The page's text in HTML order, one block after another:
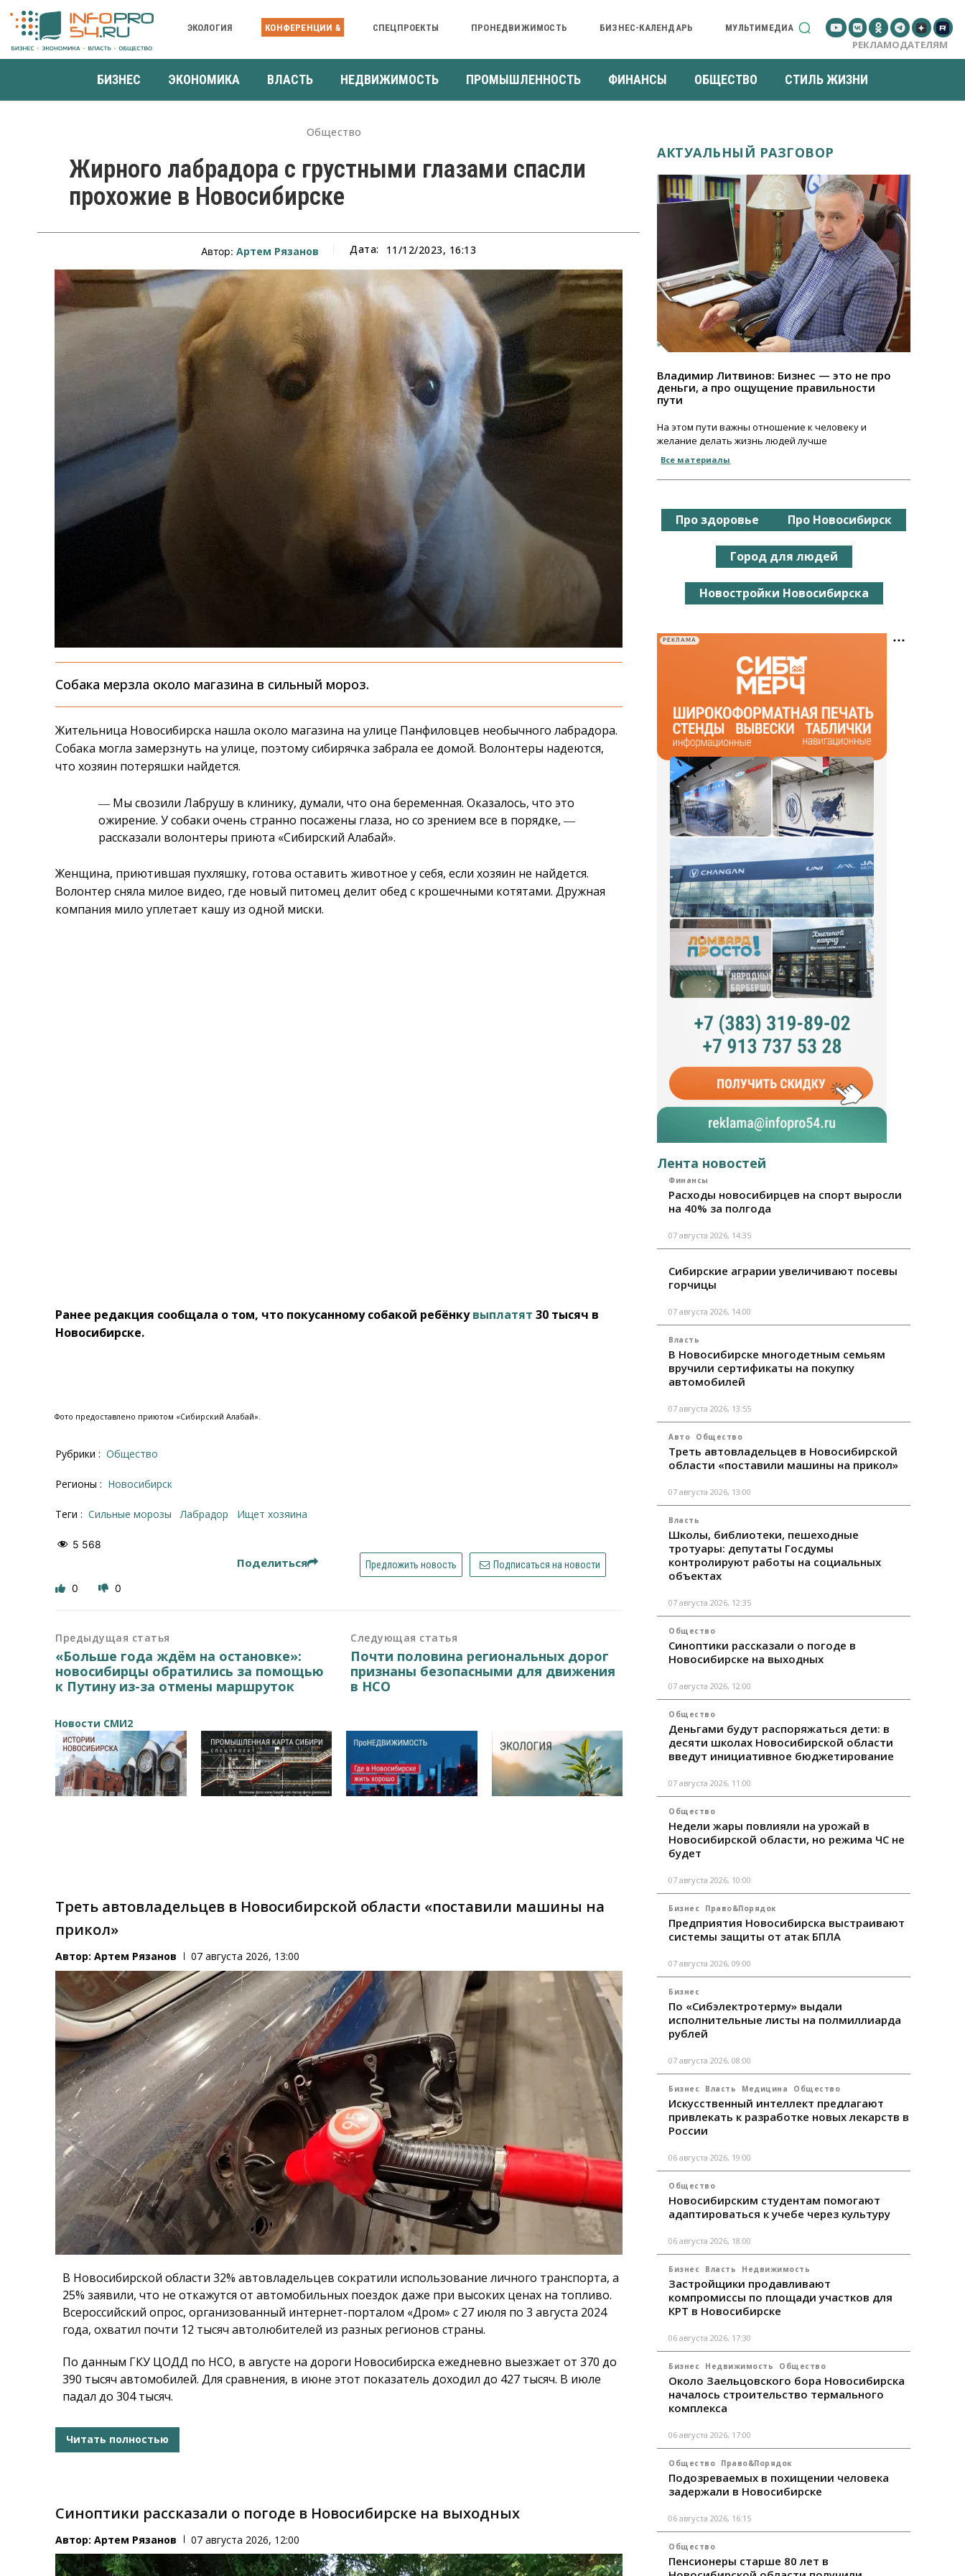
ЭКОЛОГИЯ КОНФЕРЕНЦИИ & СПЕЦПРОЕКТЫ ПРОНЕДВИЖИМОСТЬ БИЗНЕС-КАЛЕНДАРЬ МУЛЬТИМЕДИА
РЕКЛАМОДАТЕЛЯМ
БИЗНЕС ЭКОНОМИКА ВЛАСТЬ НЕДВИЖИМОСТЬ ПРОМЫШЛЕННОСТЬ ФИНАНСЫ ОБЩЕСТВО СТИЛЬ ЖИЗНИ
Общество
Жирного лабрадора с грустными глазами спасли
прохожие в Новосибирске
Автор:Артем Рязанов Дата: 11/12/2023, 16:13
Собака мерзла около магазина в сильный мороз.
Жительница Новосибирска нашла около магазина на улице Панфиловцев необычного лабрадора.
Собака могла замерзнуть на улице, поэтому сибирячка забрала ее домой. Волонтеры надеются,
что хозяин потеряшки найдется.
― Мы свозили Лабрушу в клинику, думали, что она беременная. Оказалось, что это
ожирение. У собаки очень странно посажены глаза, но со зрением все в порядке, ―
рассказали волонтеры приюта «Сибирский Алабай».
Женщина, приютившая пухляшку, готова оставить животное у себя, если хозяин не найдется.
Волонтер сняла милое видео, где новый питомец делит обед с крошечными котятами. Дружная
компания мило уплетает кашу из одной миски.
Ранее редакция сообщала о том, что покусанному собакой ребёнкувыплатят 30 тысяч в
Новосибирске.
Фото предоставлено приютом «Сибирский Алабай».
Рубрики : Общество
Регионы : Новосибирск
Теги : сильные морозы Лабрадор ищет хозяина
5 568
Поделиться Предложить новость Подписаться на новости
0 0
Предыдущая статья
«Больше года ждём на остановке»:
новосибирцы обратились за помощью
к Путину из-за отмены маршруток
Следующая статья
Почти половина региональных дорог
признаны безопасными для движения
в НСО
Новости СМИ2
Треть автовладельцев в Новосибирской области «поставили машины на
прикол»
Автор:Артем Рязанов 07 августа 2026, 13:00
В Новосибирской области 32% автовладельцев сократили использование личного транспорта, а
25% заявили, что не откажутся от автомобильных поездок даже при высоких ценах на топливо.
Всероссийский опрос, организованный интернет-порталом «Дром» с 27 июля по 3 августа 2024
года, охватил почти 12 тысяч автолюбителей из разных регионов страны.
По данным ГКУ ЦОДД по НСО, в августе на дороги Новосибирска ежедневно выезжает от 370 до
390 тысяч автомобилей. Для сравнения, в июне этот показатель доходил до 427 тысяч. В июле
падал до 304 тысяч.
Читать полностью
Синоптики рассказали о погоде в Новосибирске на выходных
Автор:Артем Рязанов 07 августа 2026, 12:00
АКТУАЛЬНЫЙ РАЗГОВОР
Владимир Литвинов: Бизнес — это не про
деньги, а про ощущение правильности
пути
На этом пути важны отношение к человеку и
желание делать жизнь людей лучше
Все материалы
Про здоровье Про Новосибирск
Город для людей
Новостройки Новосибирска
РЕКЛАМА
Лента новостей
Финансы
Расходы новосибирцев на спорт выросли
на 40% за полгода
07 августа 2026, 14:35
Сибирские аграрии увеличивают посевы
горчицы
07 августа 2026, 14:00
Власть
В Новосибирске многодетным семьям
вручили сертификаты на покупку
автомобилей
07 августа 2026, 13:55
Авто Общество
Треть автовладельцев в Новосибирской
области «поставили машины на прикол»
07 августа 2026, 13:00
Власть
Школы, библиотеки, пешеходные
тротуары: депутаты Госдумы
контролируют работы на социальных
объектах
07 августа 2026, 12:35
Общество
Синоптики рассказали о погоде в
Новосибирске на выходных
07 августа 2026, 12:00
Общество
Деньгами будут распоряжаться дети: в
десяти школах Новосибирской области
введут инициативное бюджетирование
07 августа 2026, 11:00
Общество
Недели жары повлияли на урожай в
Новосибирской области, но режима ЧС не
будет
07 августа 2026, 10:00
Бизнес Право&Порядок
Предприятия Новосибирска выстраивают
системы защиты от атак БПЛА
07 августа 2026, 09:00
Бизнес
По «Сибэлектротерму» выдали
исполнительные листы на полмиллиарда
рублей
07 августа 2026, 08:00
Бизнес Власть Медицина Общество
Искусственный интеллект предлагают
привлекать к разработке новых лекарств в
России
06 августа 2026, 19:00
Общество
Новосибирским студентам помогают
адаптироваться к учебе через культуру
06 августа 2026, 18:00
Бизнес Власть Недвижимость
Застройщики продавливают
компромиссы по площади участков для
КРТ в Новосибирске
06 августа 2026, 17:30
Бизнес Недвижимость Общество
Около Заельцовского бора Новосибирска
началось строительство термального
комплекса
06 августа 2026, 17:00
Общество Право&Порядок
Подозреваемых в похищении человека
задержали в Новосибирске
06 августа 2026, 16:15
Общество
Пенсионеры старше 80 лет в